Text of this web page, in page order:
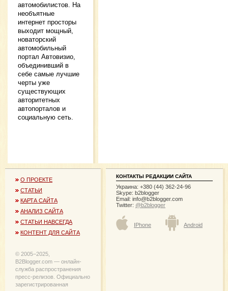
автомобилистов. На
необъятные
интернет просторы
выходит мощный,
новаторский
автомобильный
портал Автовизио,
объединивший в
себе самые лучшие
черты уже
существующих
авторитетных
автопорталов и
социальную сеть.
О ПРОЕКТЕ
СТАТЬИ
КАРТА САЙТА
АНАЛИЗ САЙТА
СТАТЬИ НАВСЕГДА
КОНТЕНТ ДЛЯ САЙТА
© 2005−2025,
B2Blogger.com — онлайн-
служба распространения
пресс-релизов. Официально
зарегистрированная
КОНТАКТЫ РЕДАКЦИИ САЙТА
Украина: +380 (44) 362-24-96
Skype: b2blogger
Email: info@b2blogger.com
Twitter: @b2blogger
IPhone Android